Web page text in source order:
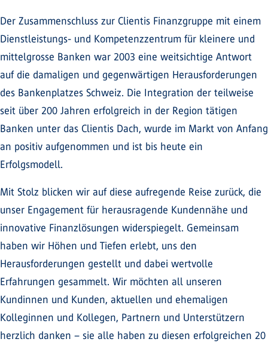
Der Zusammenschluss zur Clientis Finanzgruppe mit einem
Dienstleistungs- und Kompetenzzentrum für kleinere und
mittelgrosse Banken war 2003 eine weitsichtige Antwort
auf die damaligen und gegenwärtigen Herausforderungen
des Bankenplatzes Schweiz. Die Integration der teilweise
seit über 200 Jahren erfolgreich in der Region tätigen
Banken unter das Clientis Dach, wurde im Markt von Anfang
an positiv aufgenommen und ist bis heute ein
Erfolgsmodell.
Mit Stolz blicken wir auf diese aufregende Reise zurück, die
unser Engagement für herausragende Kundennähe und
innovative Finanzlösungen widerspiegelt. Gemeinsam
haben wir Höhen und Tiefen erlebt, uns den
Herausforderungen gestellt und dabei wertvolle
Erfahrungen gesammelt. Wir möchten all unseren
Kundinnen und Kunden, aktuellen und ehemaligen
Kolleginnen und Kollegen, Partnern und Unterstützern
herzlich danken – sie alle haben zu diesen erfolgreichen 20